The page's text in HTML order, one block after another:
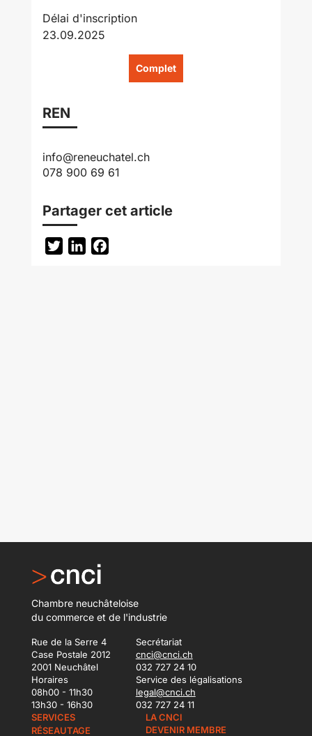
Délai d'inscription
23.09.2025
Complet
REN
info@reneuchatel.ch
078 900 69 61
Partager cet article
TwitterLinkedIn
Chambre neuchâteloise
du commerce et de l'industrie
Rue de la Serre 4
Case Postale 2012
2001 Neuchâtel
Secrétariat
cnci@cnci.ch
032 727 24 10
Horaires
08h00 - 11h30
13h30 - 16h30
Service des légalisations
legal@cnci.ch
032 727 24 11
SERVICES
RÉSEAUTAGE
LA CNCI
DEVENIR MEMBRE